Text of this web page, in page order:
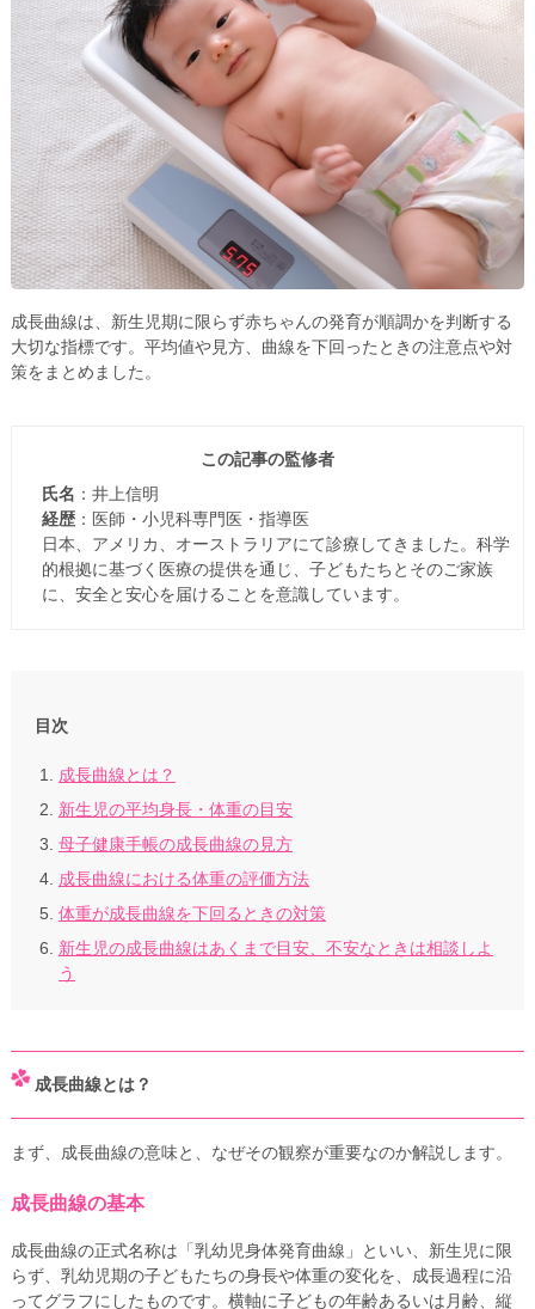
成長曲線は、新生児期に限らず赤ちゃんの発育が順調かを判断する
大切な指標です。平均値や見方、曲線を下回ったときの注意点や対
策をまとめました。
この記事の監修者
氏名 ：井上信明
経歴 ：医師・小児科専門医・指導医
日本、アメリカ、オーストラリアにて診療してきました。科学
的根拠に基づく医療の提供を通じ、子どもたちとそのご家族
に、安全と安心を届けることを意識しています。
目次
成長曲線とは？
新生児の平均身長・体重の目安
母子健康手帳の成長曲線の見方
成長曲線における体重の評価方法
体重が成長曲線を下回るときの対策
新生児の成長曲線はあくまで目安、不安なときは相談しよ
う
成長曲線とは？
まず、成長曲線の意味と、なぜその観察が重要なのか解説します。
成長曲線の基本
成長曲線の正式名称は「乳幼児身体発育曲線」といい、新生児に限
らず、乳幼児期の子どもたちの身長や体重の変化を、成長過程に沿
ってグラフにしたものです。横軸に子どもの年齢あるいは月齢、縦